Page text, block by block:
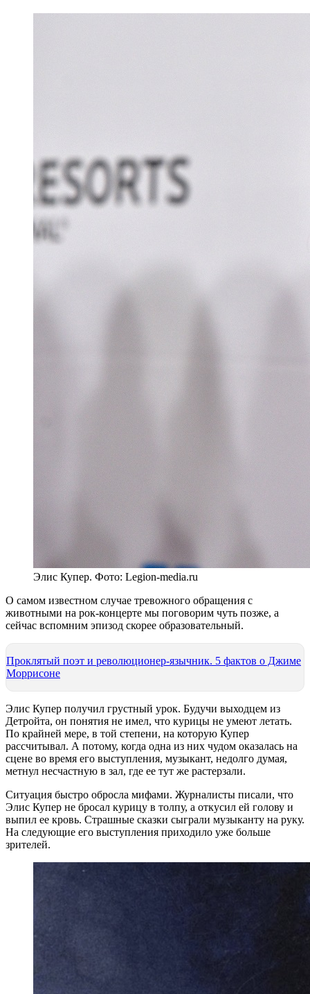
Элис Купер. Фото: Legion-media.ru
О самом известном случае тревожного обращения с
животными на рок-концерте мы поговорим чуть позже, а
сейчас вспомним эпизод скорее образовательный.
Проклятый поэт и революционер-язычник. 5 фактов о Джиме
Моррисоне
Элис Купер получил грустный урок. Будучи выходцем из
Детройта, он понятия не имел, что курицы не умеют летать.
По крайней мере, в той степени, на которую Купер
рассчитывал. А потому, когда одна из них чудом оказалась на
сцене во время его выступления, музыкант, недолго думая,
метнул несчастную в зал, где ее тут же растерзали.
Ситуация быстро обросла мифами. Журналисты писали, что
Элис Купер не бросал курицу в толпу, а откусил ей голову и
выпил ее кровь. Страшные сказки сыграли музыканту на руку.
На следующие его выступления приходило уже больше
зрителей.